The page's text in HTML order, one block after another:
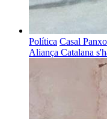
Política Casal
Aliança Catalana